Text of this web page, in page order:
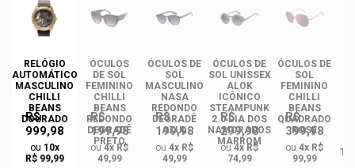
RELÓGIO
AUTOMÁTICO
MASCULINO
CHILLI
BEANS
DOURADO
R$
999,98
ou 10x
R$ 99,99
ÓCULOS
DE SOL
FEMININO
CHILLI
BEANS
REDONDO
DEGRADÊ
PRETO
R$
199,98
ou4x R$
49,99
ÓCULOS DE
SOL
MASCULINO
NASA
REDONDO
DEGRADÊ
AZUL
R$
199,98
ou 4x R$
49,99
ÓCULOS DE
SOL UNISSEX
ALOK
ICÔNICO
STEAMPUNK
2.0 DIA DOS
NAMORADOS
MARROM
R$
299,98
ou4x R$
74,99
ÓCULOS DE
SOL
FEMININO
CHILLI
BEANS
QUADRADO
ROSÉ
R$
399,98
ou 4x R$
99,99